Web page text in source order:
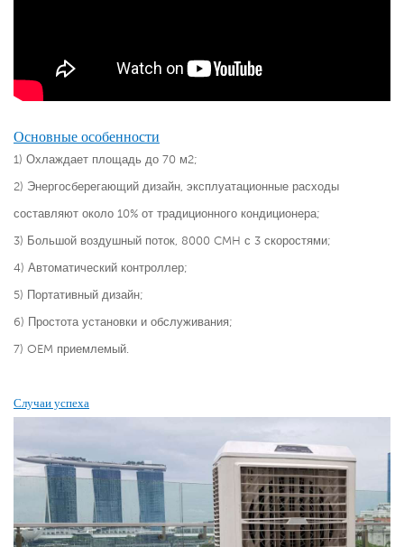
Основные особенности
1) Охлаждает площадь до 70 м2;
2) Энергосберегающий дизайн, эксплуатационные расходы
составляют около 10% от традиционного кондиционера;
3) Большой воздушный поток, 8000 CMH с 3 скоростями;
4) Автоматический контроллер;
5) Портативный дизайн;
6) Простота установки и обслуживания;
7) OEM приемлемый.
Случаи успеха